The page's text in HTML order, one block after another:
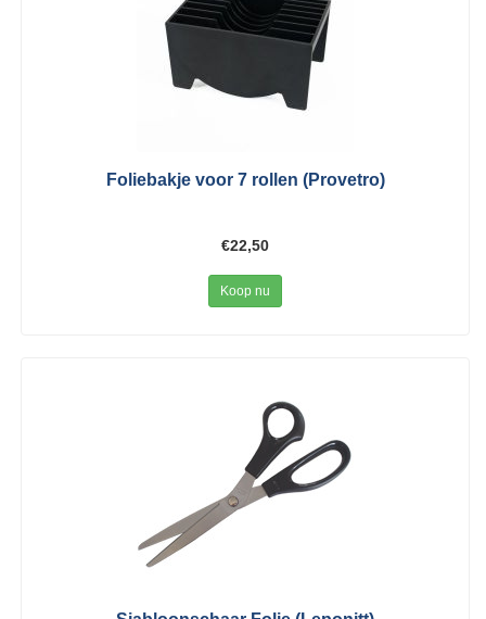
Foliebakje voor 7 rollen (Provetro)
€22,50
Koop nu